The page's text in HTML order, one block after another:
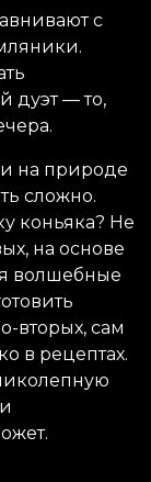
с
дуэт — то,
на природе
сложно.
коньяка? Не
на основе
волшебные
вторых, сам
в рецептах.